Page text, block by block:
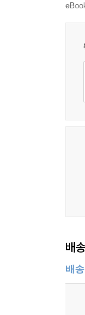
배
배